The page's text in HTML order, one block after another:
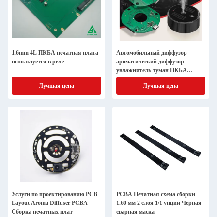
1.6mm 4L ПКБА печатная плата
используется в реле
Лучшая цена
Автомобильный диффузор
ароматический диффузор
увлажнитель туман ПКБА
печатная плата сборка
Лучшая цена
Услуги по проектированию PCB
Layout Aroma Diffuser PCBA
Сборка печатных плат
PCBA Печатная схема сборки
1.60 мм 2 слоя 1/1 унции Черная
сварная маска